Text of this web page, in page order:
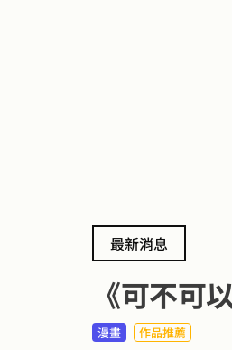
最新消息
《可不可
漫畫 作品推薦